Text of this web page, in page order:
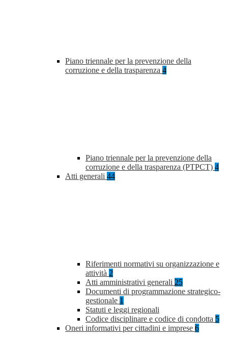
Piano triennale per la prevenzione della
corruzione e della trasparenza 4
Piano triennale per la prevenzione della
corruzione e della trasparenza (PTPCT) 4
Atti generali 44
Riferimenti normativi su organizzazione e
attività 2
Atti amministrativi generali 25
Documenti di programmazione strategico-
gestionale 1
Statuti e leggi regionali
Codice disciplinare e codice di condotta 5
Oneri informativi per cittadini e imprese 6